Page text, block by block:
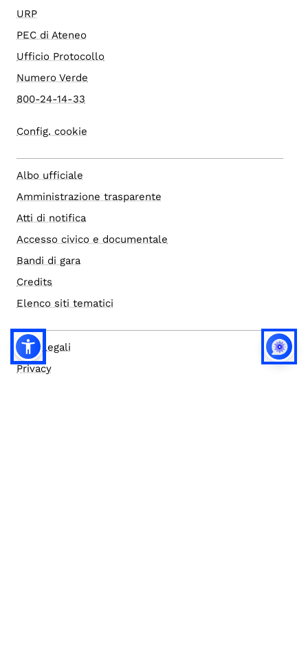
URP
PEC di Ateneo
Ufficio Protocollo
Numero Verde
800-24-14-33
Config. cookie
Albo ufficiale
Amministrazione trasparente
Atti di notifica
Accesso civico e documentale
Bandi di gara
Credits
Elenco siti tematici
Note legali
Privacy